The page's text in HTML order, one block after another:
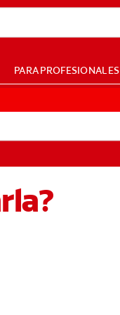
PARA PROFESIONALES